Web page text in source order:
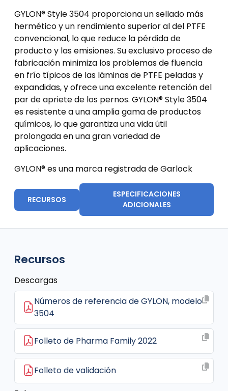
GYLON® Style 3504 proporciona un sellado más
hermético y un rendimiento superior al del PTFE
convencional, lo que reduce la pérdida de
producto y las emisiones. Su exclusivo proceso de
fabricación minimiza los problemas de fluencia
en frío típicos de las láminas de PTFE peladas y
expandidas, y ofrece una excelente retención del
par de apriete de los pernos. GYLON® Style 3504
es resistente a una amplia gama de productos
químicos, lo que garantiza una vida útil
prolongada en una gran variedad de
aplicaciones.
GYLON® es una marca registrada de Garlock
RECURSOS
ESPECIFICACIONES
ADICIONALES
Recursos
Descargas
Números de referencia de GYLON, modelo
3504
Folleto de Pharma Family 2022
Folleto de validación